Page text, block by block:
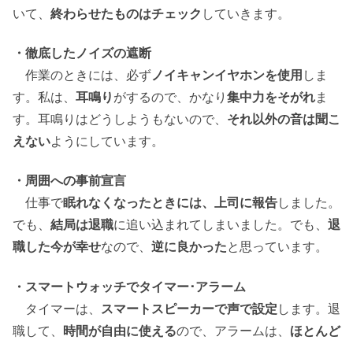
いて、 終わらせたものはチェック していきます。
・徹底したノイズの遮断
作業のときには、必ずノイキャンイヤホンを使用 しま
す。私は、 耳鳴り がするので、かなり 集中力をそがれま
す。耳鳴りはどうしようもないので、 それ以外の音は聞こ
えないようにしています。
・周囲への事前宣言
仕事で眠れなくなったときには、上司に報告しました。
でも、 結局は退職に追い込まれてしまいました。でも、 退
職した今が幸せなので、 逆に良かったと思っています。
・スマートウォッチでタイマー･アラーム
タイマーは、 スマートスピーカーで声で設定 します。退
職して、 時間が自由に使えるので、アラームは、 ほとんど